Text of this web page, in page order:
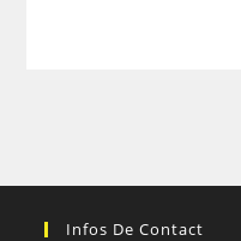
Infos De Contact